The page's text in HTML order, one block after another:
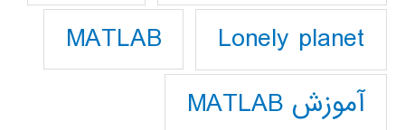
Lonely planet
MATLAB
آموزش MATLAB